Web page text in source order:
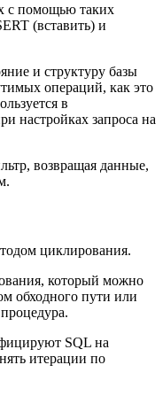
с помощью таких
(вставить) и
и структуру базы
операций, как это
в
настройках запроса на
возвращая данные,
циклирования.
который можно
обходного пути или
SQL на
итерации по